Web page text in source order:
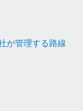
が管理する路線